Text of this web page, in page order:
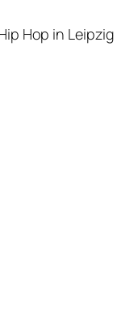
Hop in